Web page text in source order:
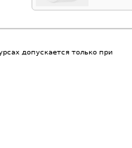
допускается только при